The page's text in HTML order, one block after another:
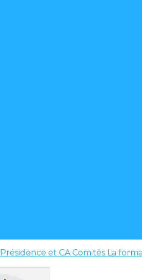
Présidence et CAComités La